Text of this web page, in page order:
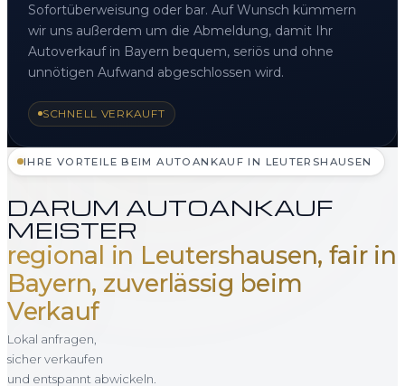
Sofortüberweisung oder bar. Auf Wunsch kümmern
wir uns außerdem um die Abmeldung, damit Ihr
Autoverkauf in Bayern bequem, seriös und ohne
unnötigen Aufwand abgeschlossen wird.
SCHNELL VERKAUFT
IHRE VORTEILE BEIM AUTOANKAUF IN LEUTERSHAUSEN
DARUM AUTOANKAUF
MEISTER
regional in Leutershausen, fair in
Bayern, zuverlässig beim
Verkauf
Lokal anfragen,
sicher verkaufen
und entspannt abwickeln.